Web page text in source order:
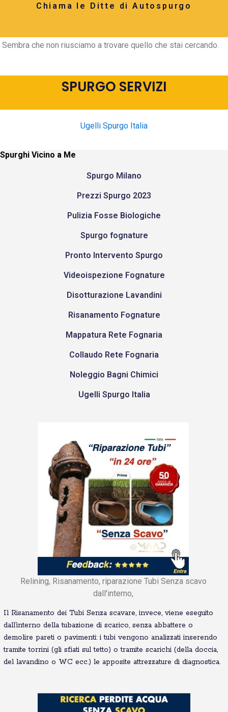
Chiama le Ditte di Autospurgo
Sembra che non riusciamo a trovare quello che stai cercando.
SPURGO SERVIZI
Ugelli Spurgo Italia
Spurghi Vicino a Me
Spurgo Milano
Prezzi Spurgo 2023
Pulizia Fosse Biologiche
Spurgo fognature
Pronto Intervento Spurgo
Videoispezione Fognature
Disotturazione Lavandini
Risanamento Fognature
Mappatura Rete Fognaria
Collaudo Rete Fognaria
Noleggio Bagni Chimici
Ugelli Spurgo Italia
Relining, Risanamento, riparazione Tubi Senza scavo
dall'interno,
Il Risanamento dei Tubi Senza scavare, invece, viene eseguito
dall’interno della tubazione di scarico, senza abbattere o
demolire pareti o pavimenti: i tubi vengono analizzati inserendo
tramite torrini (gli sfiati sul tetto) o tramite scarichi (della doccia,
del lavandino o WC ecc.) le apposite attrezzature di diagnostica.